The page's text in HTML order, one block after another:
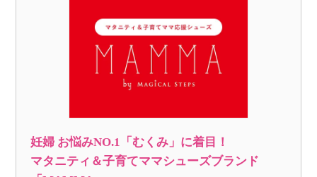
妊婦 お悩みNO.1「むくみ」に着目！
マタニティ＆子育てママシューズブランド